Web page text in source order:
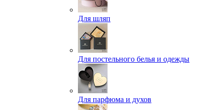
Для шляп
Для постельного белья и одежды
Для парфюма и духов